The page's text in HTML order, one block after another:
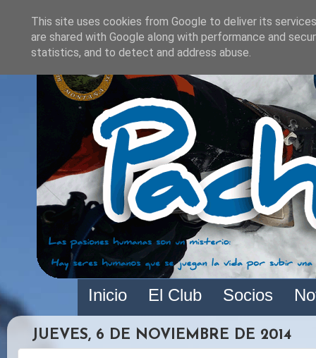
Inicio El Club Socios
JUEVES, 6 DE NOVIEMBRE DE 2014
This site uses cookies from Google to deliver its
are shared with Google along with performance and
statistics, and to detect and address abuse.